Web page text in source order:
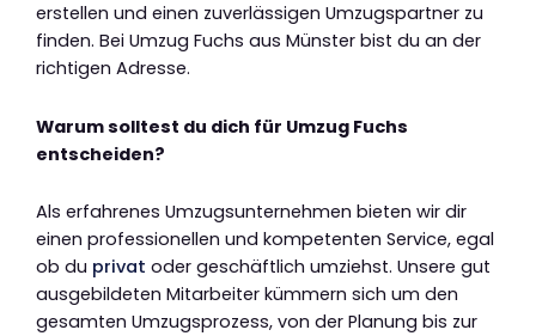
erstellen und einen zuverlässigen Umzugspartner zu
finden. Bei Umzug Fuchs aus Münster bist du an der
richtigen Adresse.
Warum solltest du dich für Umzug Fuchs
entscheiden?
Als erfahrenes Umzugsunternehmen bieten wir dir
einen professionellen und kompetenten Service, egal
ob du privat oder geschäftlich umziehst. Unsere gut
ausgebildeten Mitarbeiter kümmern sich um den
gesamten Umzugsprozess, von der Planung bis zur